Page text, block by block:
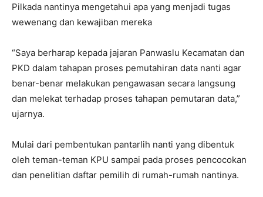
Pilkada nantinya mengetahui apa yang menjadi tugas
wewenang dan kewajiban mereka
“Saya berharap kepada jajaran Panwaslu Kecamatan dan
PKD dalam tahapan proses pemutahiran data nanti agar
benar-benar melakukan pengawasan secara langsung
dan melekat terhadap proses tahapan pemutaran data,”
ujarnya.
Mulai dari pembentukan pantarlih nanti yang dibentuk
oleh teman-teman KPU sampai pada proses pencocokan
dan penelitian daftar pemilih di rumah-rumah nantinya.